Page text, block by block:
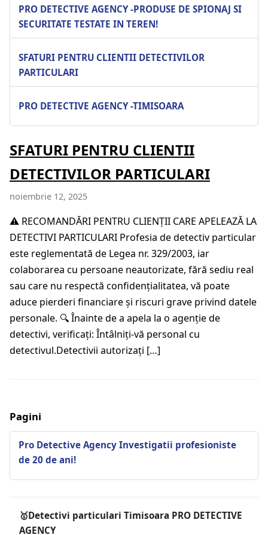
PRO DETECTIVE AGENCY -PRODUSE DE SPIONAJ SI
SECURITATE TESTATE IN TEREN!
SFATURI PENTRU CLIENTII DETECTIVILOR
PARTICULARI
PRO DETECTIVE AGENCY -TIMISOARA
SFATURI PENTRU CLIENTII
DETECTIVILOR PARTICULARI
noiembrie 12, 2025
⚠️ RECOMANDĂRI PENTRU CLIENȚII CARE APELEAZĂ LA
DETECTIVI PARTICULARI Profesia de detectiv particular
este reglementată de Legea nr. 329/2003, iar
colaborarea cu persoane neautorizate, fără sediu real
sau care nu respectă confidențialitatea, vă poate
aduce pierderi financiare și riscuri grave privind datele
personale. 🔍 Înainte de a apela la o agenție de
detectivi, verificați: Întâlniți-vă personal cu
detectivul.Detectivii autorizați […]
Pagini
Pro Detective Agency Investigatii profesioniste
de 20 de ani!
🥇Detectivi particulari Timisoara PRO DETECTIVE
AGENCY